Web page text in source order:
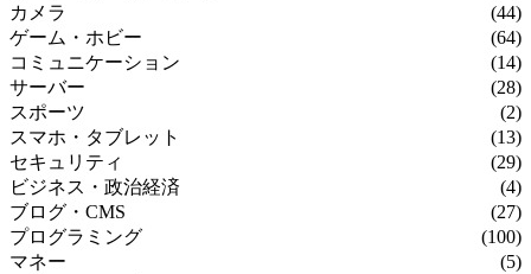
カメラ
(44)
ゲーム・ホビー
(64)
コミュニケーション
(14)
サーバー
(28)
スポーツ
(2)
スマホ・タブレット
(13)
セキュリティ
(29)
ビジネス・政治経済
(4)
ブログ・CMS
(27)
プログラミング
(100)
マネー
(5)